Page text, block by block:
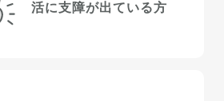
活に支障が出ている方